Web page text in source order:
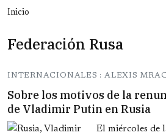
Inicio
Federación Rusa
INTERNACIONALES : ALEXIS
Sobre los motivos de la
de Vladimir Putin en Rusia
El miércoles de